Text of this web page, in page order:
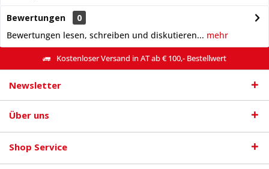
Bewertungen
0
Bewertungen lesen, schreiben und diskutieren... mehr
Kostenloser Versand in AT ab € 100,- Bestellwert
Newsletter
Über uns
Shop Service